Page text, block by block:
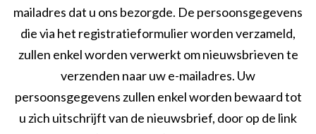
mailadres dat u ons bezorgde. De persoonsgegevens
die via het registratieformulier worden verzameld,
zullen enkel worden verwerkt om nieuwsbrieven te
verzenden naar uw e-mailadres. Uw
persoonsgegevens zullen enkel worden bewaard tot
u zich uitschrijft van de nieuwsbrief, door op de link